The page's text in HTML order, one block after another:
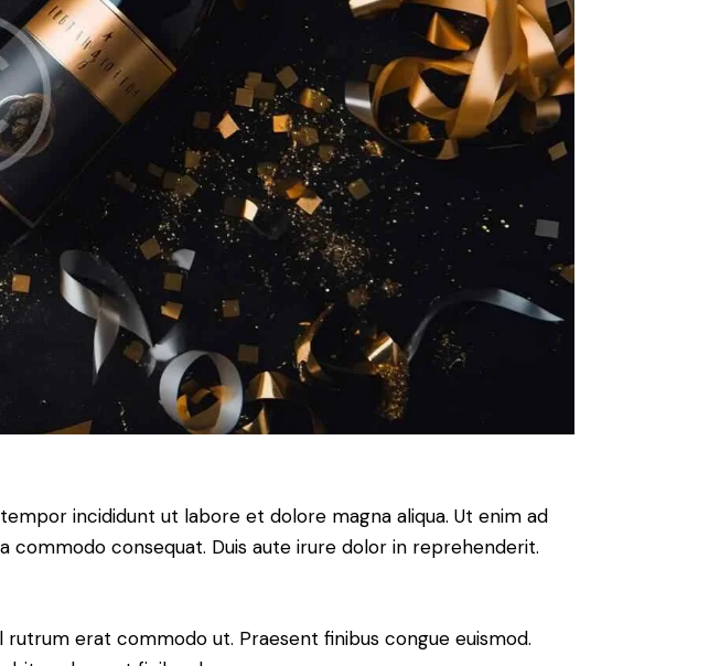
incididunt ut labore et dolore magna aliqua. Ut enim ad
commodo consequat. Duis aute irure dolor in reprehenderit.
erat commodo ut. Praesent finibus congue euismod.